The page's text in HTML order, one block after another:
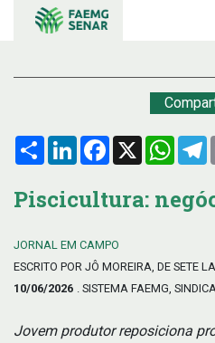
Compartilhar
LinkedInFacebook
X
Piscicultura:
JORNAL EM CAMPO
ESCRITO POR JÔ MOREIRA, DE SETE
10/06/2026 . SISTEMA FAEMG,
Jovem produtor reposiciona